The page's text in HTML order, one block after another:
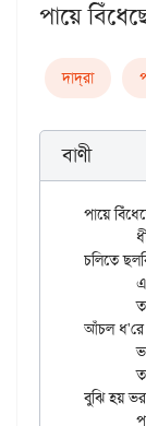
পায়ে
দাদ্‌রা
বাণী
পায়ে
চলিতে
	তাহে কন্টক -শাখা
আঁচল ধ'রে
	ভরা যৌবন-তরী,
	তাহে ভরা গাগরি,
বুঝি হয়